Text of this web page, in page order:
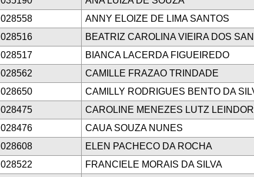
028558
ANNY ELOIZE DE LIMA SANTOS
028516
BEATRIZ CAROLINA VIEIRA DOS
028517
BIANCA LACERDA FIGUEIREDO
028562
CAMILLE FRAZAO TRINDADE
028650
CAMILLY RODRIGUES BENTO DA
028475
CAROLINE MENEZES LUTZ
028476
CAUA SOUZA NUNES
028608
ELEN PACHECO DA ROCHA
028522
FRANCIELE MORAIS DA SILVA